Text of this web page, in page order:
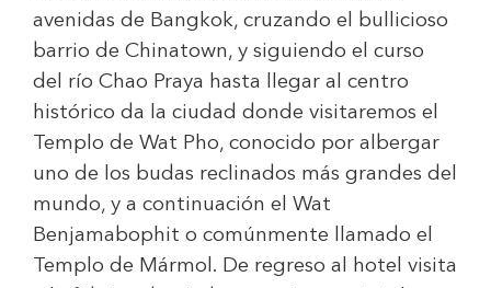
avenidas de Bangkok, cruzando el bullicioso
barrio de Chinatown, y siguiendo el curso
del río Chao Praya hasta llegar al centro
histórico da la ciudad donde visitaremos el
Templo de Wat Pho, conocido por albergar
uno de los budas reclinados más grandes del
mundo, y a continuación el Wat
Benjamabophit o comúnmente llamado el
Templo de Mármol. De regreso al hotel visita